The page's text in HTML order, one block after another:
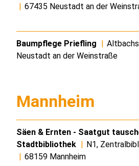
67435 Neustadt an der
Baumpflege Priefling
Neustadt an der Weinstraße
Mannheim
Säen & Ernten - Saatgut
Stadtbibliothek
N1,
68159 Mannheim